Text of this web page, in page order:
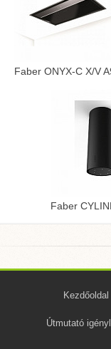
Faber ONYX-C X/V
Faber
Kezdőoldal
Útmutató